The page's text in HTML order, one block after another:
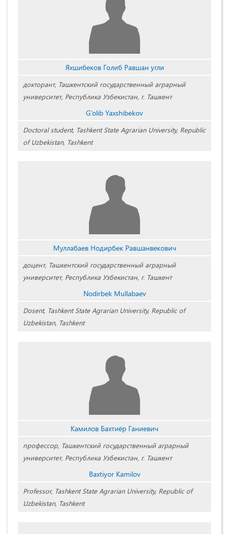
Яхшибеков Голиб Равшан угли
докторант, Ташкентский государственный аграрный
университет, Республика Узбекистан, г. Ташкент
G‘olib Yaxshibekov
Doctoral student, Tashkent State Agrarian University, Republic
of Uzbekistan, Tashkent
Муллабаев Нодирбек Равшанвекович
доцент, Ташкентский государственный аграрный
университет, Республика Узбекистан, г. Ташкент
Nodirbek Mullabaev
Dosent, Tashkent State Agrarian University, Republic of
Uzbekistan, Tashkent
Камилов Бахтиёр Ганиевич
профессор, Ташкентский государственный аграрный
университет, Республика Узбекистан, г. Ташкент
Baxtiyor Kamilov
Professor, Tashkent State Agrarian University, Republic of
Uzbekistan, Tashkent